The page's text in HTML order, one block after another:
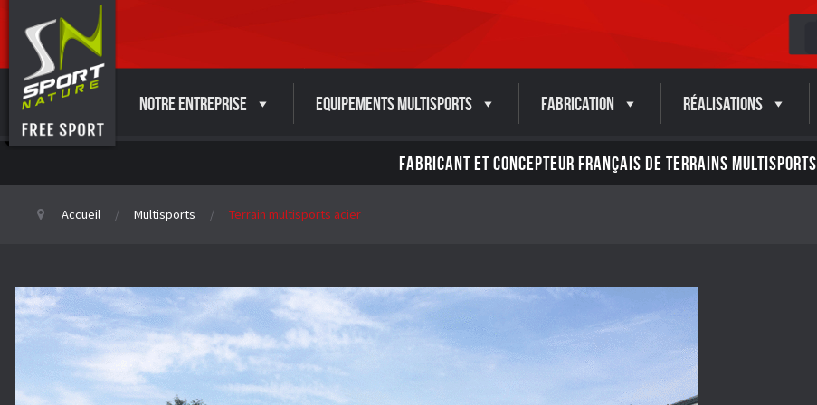
Notre entreprise Equipements Multisports Fabrication Réalisations
FABRICANT ET CONCEPTEUR FRANÇAIS DE TERRAINS MULTISPORTS
Accueil Multisports Terrain multisports acier